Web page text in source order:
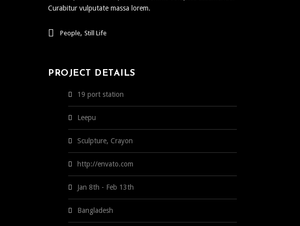
Curabitur vulputate massa lorem.
People, Still Life
PROJECT DETAILS
19 port station
Leepu
Sculpture, Crayon
http://envato.com
Jan 8th - Feb 13th
Bangladesh